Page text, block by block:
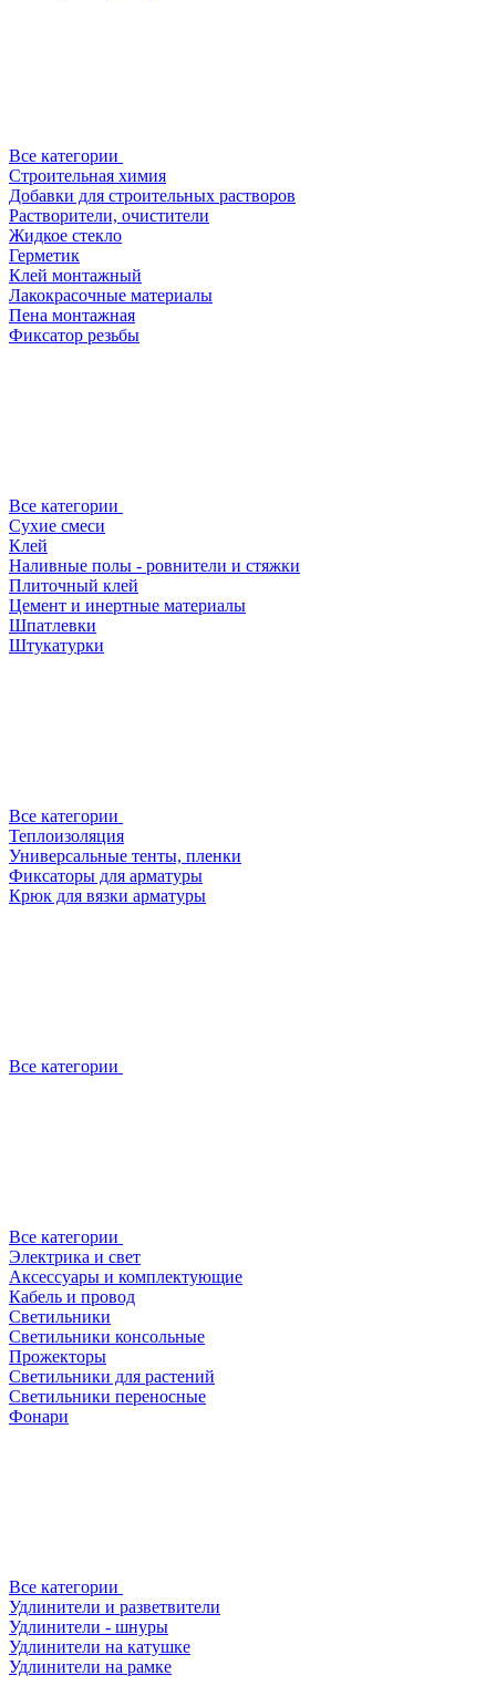
Все категории
Строительная химия
Добавки для строительных растворов
Растворители, очистители
Жидкое стекло
Герметик
Клей монтажный
Лакокрасочные материалы
Пена монтажная
Фиксатор резьбы
Все категории
Сухие смеси
Клей
Наливные полы - ровнители и стяжки
Плиточный клей
Цемент и инертные материалы
Шпатлевки
Штукатурки
Все категории
Теплоизоляция
Универсальные тенты, пленки
Фиксаторы для арматуры
Крюк для вязки арматуры
Все категории
Все категории
Электрика и свет
Аксессуары и комплектующие
Кабель и провод
Светильники
Светильники консольные
Прожекторы
Светильники для растений
Светильники переносные
Фонари
Все категории
Удлинители и разветвители
Удлинители - шнуры
Удлинители на катушке
Удлинители на рамке